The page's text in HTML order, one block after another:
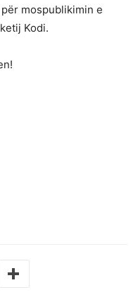
mospublikimin e
Kodi.